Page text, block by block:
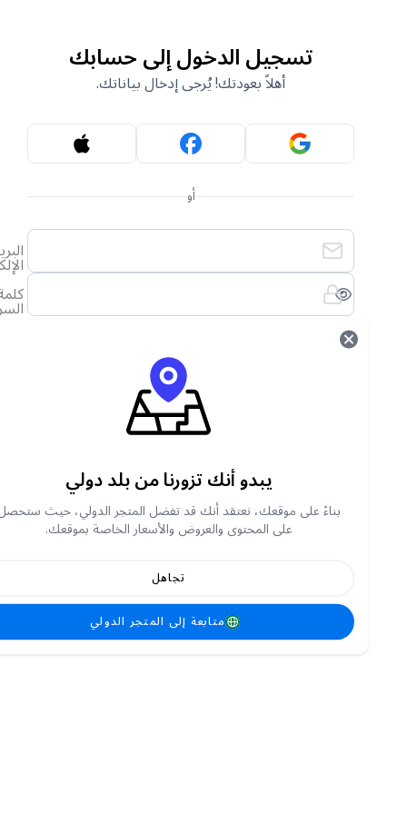
تسجيل الدخول إلى حسابك
أهلاً بعودتك! يُرجى إدخال بياناتك.
أو
الإلكتروني
السر
لقد نسيت كلمة المرور الخاصة بي
تسجيل الدخول
أنشئ حساب جديد
يبدو أنك تزورنا من بلد دولي
بناءً على موقعك، نعتقد أنك قد تفضل المتجر الدولي، حيث ستحصل
على المحتوى والعروض والأسعار الخاصة بموقعك.
متابعة إلى المتجر الدولي